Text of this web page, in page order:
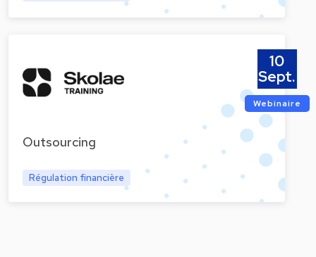
Outsourcing
Régulation financière
10
Sept.
Webinaire